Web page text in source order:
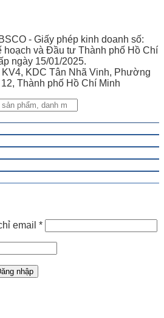
- Giấy phép kinh doanh số:
hoạch và Đầu tư Thành phố Hồ Chí
ngày 15/01/2025.
KDC Tân Nhã Vinh, Phường
Thành phố Hồ Chí Minh
email *
nhập